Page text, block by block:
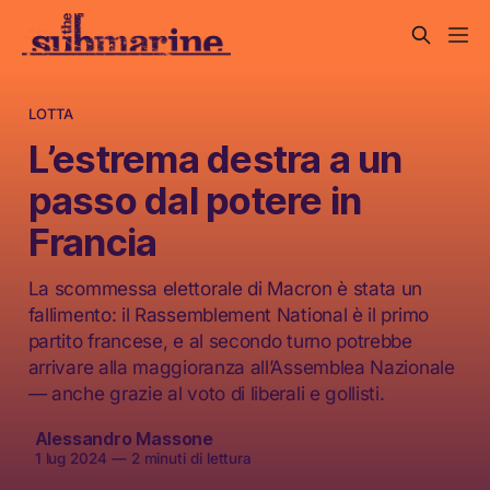
LOTTA
L’estrema destra a un
passo dal potere in
Francia
La scommessa elettorale di Macron è stata un
fallimento: il Rassemblement National è il primo
partito francese, e al secondo turno potrebbe
arrivare alla maggioranza all’Assemblea Nazionale
— anche grazie al voto di liberali e gollisti.
Alessandro Massone
1 lug 2024 —2 minuti di lettura